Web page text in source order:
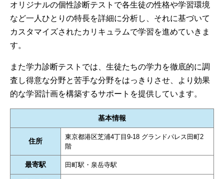
オリジナルの個性診断テストで各生徒の性格や学習環境
など一人ひとりの特長を詳細に分析し、それに基づいて
カスタマイズされたカリキュラムで学習を進めていきま
す。
また学力診断テストでは、生徒たちの学力を徹底的に調
査し得意な分野と苦手な分野をはっきりさせ、より効果
的な学習計画を構築するサポートを提供しています。
基本情報
住所
東京都港区芝浦4丁目9-18 グランドパレス田町2
階
最寄駅 田町駅・泉岳寺駅